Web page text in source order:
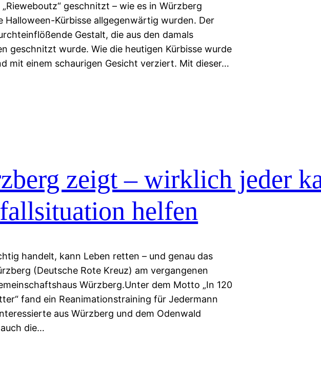
geschnitzt – wie es in Würzberg
Halloween-Kürbisse allgegenwärtig wurden. Der
Gestalt, die aus den damals
geschnitzt wurde. Wie die heutigen Kürbisse wurde
mit einem schaurigen Gesicht verziert. Mit dieser…
zeigt – wirklich jeder
helfen
handelt, kann Leben retten – und genau das
(Deutsche Rote Kreuz) am vergangenen
Würzberg.Unter dem Motto „In 120
fand ein Reanimationstraining für Jedermann
aus Würzberg und dem Odenwald
die…